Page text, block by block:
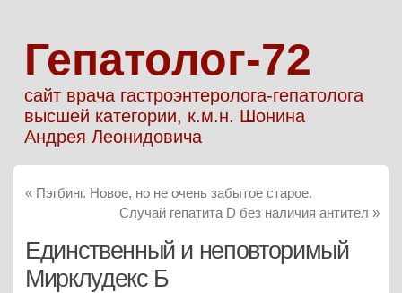
Гепатолог-72
сайт врача гастроэнтеролога-гепатолога
высшей категории, к.м.н. Шонина
Андрея Леонидовича
« Пэгбинг. Новое, но не очень забытое старое.
Случай гепатита D без наличия антител »
Единственный и неповторимый
Мирклудекс Б